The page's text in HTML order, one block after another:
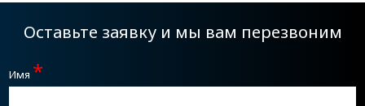
Оставьте заявку и мы вам перезвоним
Имя *